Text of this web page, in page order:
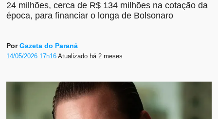
24 milhões, cerca de R$ 134 milhões na cotação da
época, para financiar o longa de Bolsonaro
PorGazeta do Paraná
14/05/2026 17h16Atualizado há 2 meses